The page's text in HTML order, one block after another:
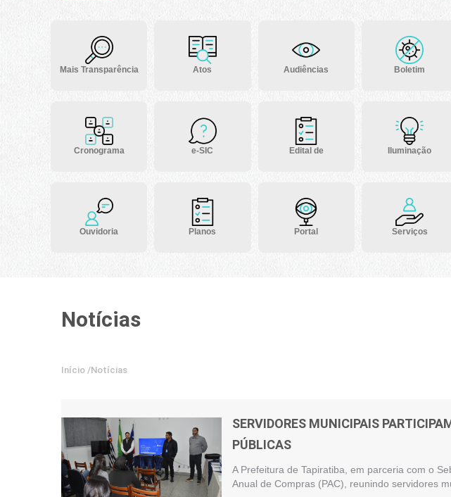
Mais Transparência Atos Audiências Boletim
Cronograma e-SIC Edital de Iluminação
Ouvidoria Planos Portal Serviços
Notícias
Início /Notícias
SERVIDORES MUNICIPAIS
PÚBLICAS
A Prefeitura de Tapiratiba, em parceria com o
Anual de Compras (PAC), reunindo servidores